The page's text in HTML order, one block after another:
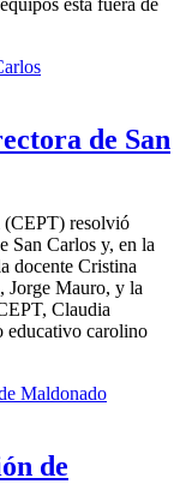
está fuera de
de San
(CEPT) resolvió
San Carlos y, en la
docente Cristina
Jorge Mauro, y la
Claudia
educativo carolino
de